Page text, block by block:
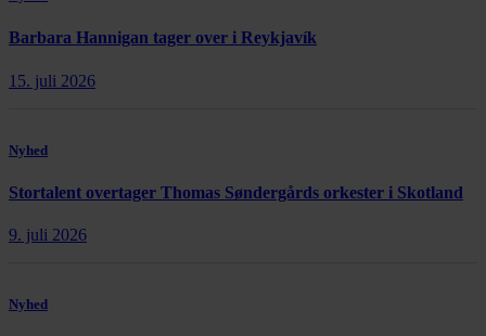
Barbara Hannigan tager over i Reykjavík
15. juli 2026
Nyhed
Stortalent overtager Thomas Søndergårds orkester i Skotland
9. juli 2026
Nyhed